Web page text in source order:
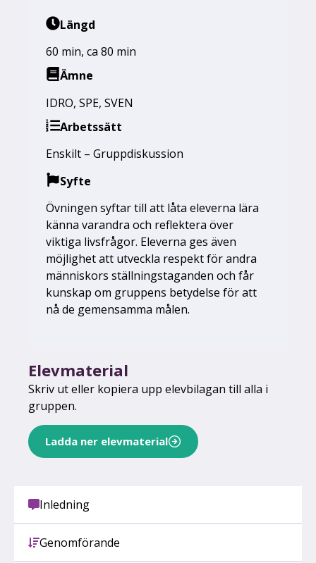
Inledning
Genomförande
Längd
60 min, ca 80 min
Ämne
IDRO, SPE, SVEN
Arbetssätt
Enskilt – Gruppdiskussion
Syfte
Övningen syftar till att låta eleverna lära
känna varandra och reflektera över
viktiga livsfrågor. Eleverna ges även
möjlighet att utveckla respekt för andra
människors ställningstaganden och får
kunskap om gruppens betydelse för att
nå de gemensamma målen.
Elevmaterial
Skriv ut eller kopiera upp elevbilagan till alla i
gruppen.
Ladda ner elevmaterial